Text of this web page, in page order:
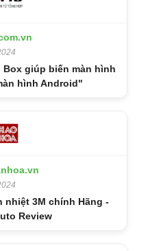
giúp biến màn hình
hình Android"
nhiệt 3M chính Hãng -
Review